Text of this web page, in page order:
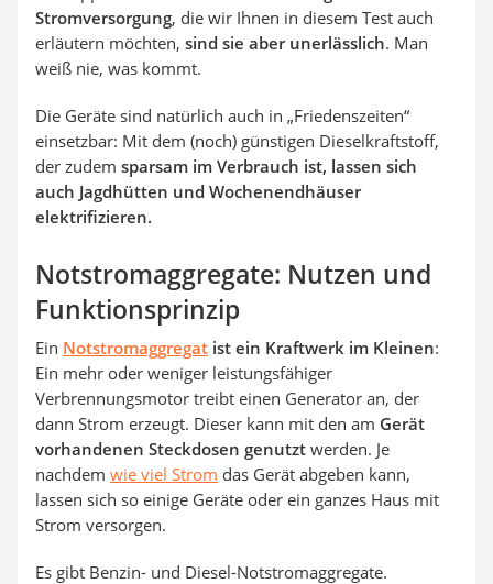
Stromversorgung, die wir Ihnen in diesem Test auch
erläutern möchten, sind sie aber unerlässlich. Man
weiß nie, was kommt.
Die Geräte sind natürlich auch in „Friedenszeiten“
einsetzbar: Mit dem (noch) günstigen Dieselkraftstoff,
der zudem sparsam im Verbrauch ist, lassen sich
auch Jagdhütten und Wochenendhäuser
elektrifizieren.
Notstromaggregate: Nutzen und
Funktionsprinzip
Ein Notstromaggregat ist ein Kraftwerk im Kleinen:
Ein mehr oder weniger leistungsfähiger
Verbrennungsmotor treibt einen Generator an, der
dann Strom erzeugt. Dieser kann mit den am Gerät
vorhandenen Steckdosen genutzt werden. Je
nachdem wie viel Strom das Gerät abgeben kann,
lassen sich so einige Geräte oder ein ganzes Haus mit
Strom versorgen.
Es gibt Benzin- und Diesel-Notstromaggregate.